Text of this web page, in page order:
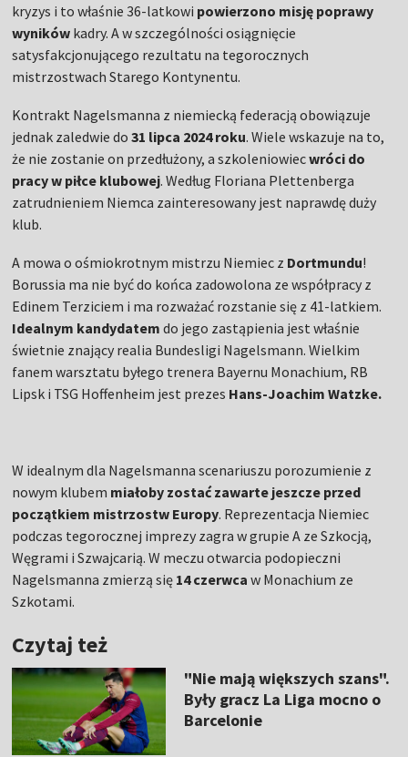
kryzys i to właśnie 36-latkowi powierzono misję poprawy
wyników kadry. A w szczególności osiągnięcie
satysfakcjonującego rezultatu na tegorocznych
mistrzostwach Starego Kontynentu.
Kontrakt Nagelsmanna z niemiecką federacją obowiązuje
jednak zaledwie do31 lipca 2024 roku. Wiele wskazuje na to,
że nie zostanie on przedłużony, a szkoleniowiecwróci do
pracy w piłce klubowej. Według Floriana Plettenberga
zatrudnieniem Niemca zainteresowany jest naprawdę duży
klub.
A mowa o ośmiokrotnym mistrzu Niemiec z Dortmundu!
Borussia ma nie być do końca zadowolona ze współpracy z
Edinem Terziciem i ma rozważać rozstanie się z 41-latkiem.
Idealnym kandydatem do jego zastąpienia jest właśnie
świetnie znający realia Bundesligi Nagelsmann. Wielkim
fanem warsztatu byłego trenera Bayernu Monachium, RB
Lipsk i TSG Hoffenheim jest prezes Hans-Joachim Watzke.
W idealnym dla Nagelsmanna scenariuszu porozumienie z
nowym klubem miałoby zostać zawarte jeszcze przed
początkiem mistrzostw Europy. Reprezentacja Niemiec
podczas tegorocznej imprezy zagra w grupie A ze Szkocją,
Węgrami i Szwajcarią. W meczu otwarcia podopieczni
Nagelsmanna zmierzą się 14 czerwca w Monachium ze
Szkotami.
Czytaj też
"Nie mają większych szans".
Były gracz La Liga mocno o
Barcelonie